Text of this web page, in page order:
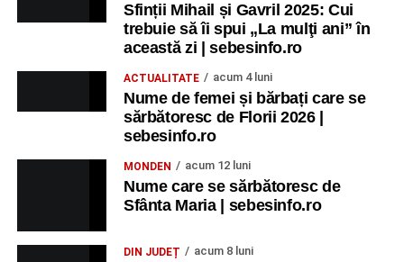
Sfinții Mihail și Gavril 2025: Cui
trebuie să îi spui „La mulţi ani” în
această zi | sebesinfo.ro
ACTUALITATE acum 4 luni
Nume de femei și bărbați care se
sărbătoresc de Florii 2026 |
sebesinfo.ro
MONDEN acum 12 luni
Nume care se sărbătoresc de
Sfânta Maria | sebesinfo.ro
DIN JUDEȚ acum 8 luni